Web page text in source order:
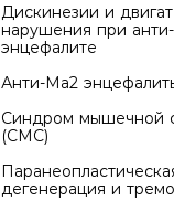
Дискинезии и
нарушения при
энцефалите
Анти-Ma2
Синдром мышечной
(СМС)
дегенерация и